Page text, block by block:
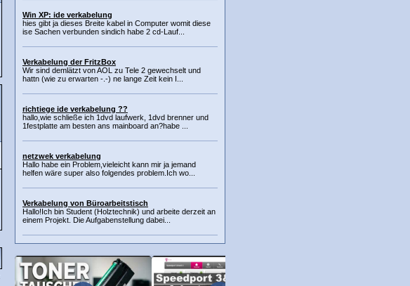
Win XP: ide verkabelung
hies gibt ja dieses Breite kabel in Computer womit diese
ise Sachen verbunden sindich habe 2 cd-Lauf...
Verkabelung der FritzBox
Wir sind demlätzt von AOL zu Tele 2 gewechselt und
hattn (wie zu erwarten -.-) ne lange Zeit kein I...
richtiege ide verkabelung ??
hallo,wie schließe ich 1dvd laufwerk, 1dvd brenner und
1festplatte am besten ans mainboard an?habe ...
netzwek verkabelung
Hallo habe ein Problem,vieleicht kann mir ja jemand
helfen wäre super also folgendes problem.Ich wo...
Verkabelung von Büroarbeitstisch
Hallo!Ich bin Student (Holztechnik) und arbeite derzeit an
einem Projekt. Die Aufgabenstellung dabei...